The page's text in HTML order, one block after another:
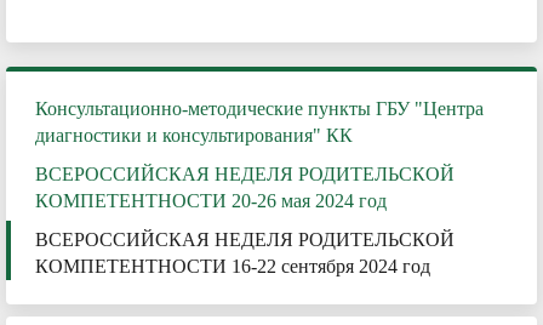
Консультационно-методические пункты ГБУ "Центра
диагностики и консультирования" КК
ВСЕРОССИЙСКАЯ НЕДЕЛЯ РОДИТЕЛЬСКОЙ
КОМПЕТЕНТНОСТИ 20-26 мая 2024 год
ВСЕРОССИЙСКАЯ НЕДЕЛЯ РОДИТЕЛЬСКОЙ
КОМПЕТЕНТНОСТИ 16-22 сентября 2024 год